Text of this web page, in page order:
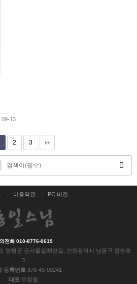
09-13
2 3
이용약관 PC 버전
전화 010-8776-0619
양평군 공서울길88번길, 인천광역시 남동구 장승로
3
등록번호 378-49-00241
대표 유정열